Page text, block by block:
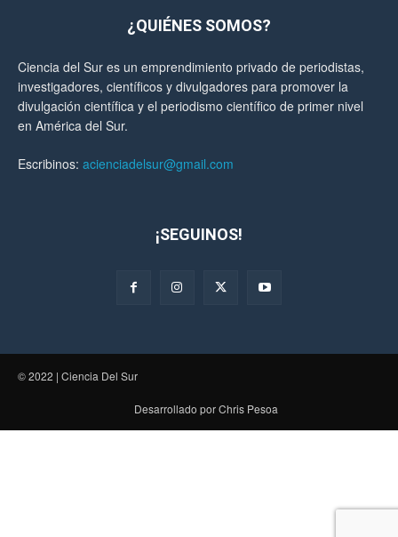
¿QUIÉNES SOMOS?
Ciencia del Sur es un emprendimiento privado de periodistas,
investigadores, científicos y divulgadores para promover la
divulgación científica y el periodismo científico de primer nivel
en América del Sur.
Escribinos: acienciadelsur@gmail.com
¡SEGUINOS!
© 2022 | Ciencia Del Sur
Desarrollado por Chris Pesoa